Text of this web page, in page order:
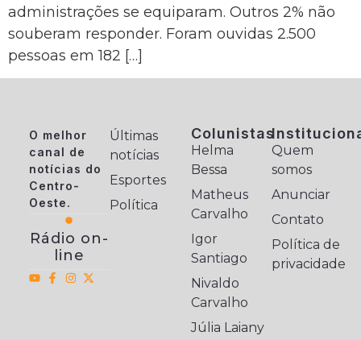
administrações se equiparam. Outros 2% não
souberam responder. Foram ouvidas 2.500
pessoas em 182 […]
O melhor
canal de
notícias do
Centro-
Oeste.
Rádio on-
line
Últimas
notícias
Esportes
Política
Colunistas
Helma
Bessa
Matheus
Carvalho
Igor
Santiago
Nivaldo
Carvalho
Júlia Laiany
Quem
somos
Anunciar
Contato
Política de
privacidade